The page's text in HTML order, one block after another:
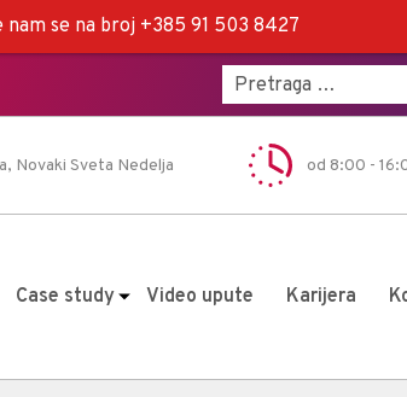
Pretraži:
Novaki Sveta Nedelja od 8:00 -
Case study Video upute Karijera
se na broj +385 91 503 8427